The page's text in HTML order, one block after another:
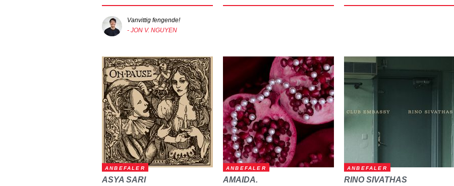
Vanvittig fengende!
- JON V. NGUYEN
ANBEFALER
ASYA SARI
ANBEFALER
AMAIDA.
ANBEFALER
RINO SIVATHAS